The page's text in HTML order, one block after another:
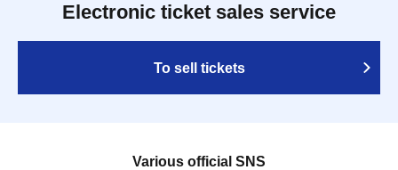
Electronic ticket sales service
To sell tickets
Various official SNS